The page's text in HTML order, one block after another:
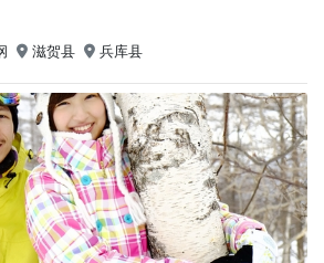
滋贺县 兵库县